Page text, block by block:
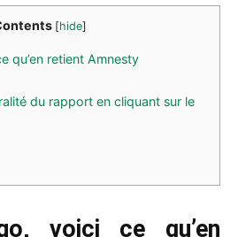
[hide]
qu’en retient Amnesty
du rapport en cliquant sur le
voici ce qu’en